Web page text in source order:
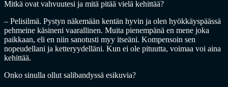
Mitkä ovat vahvuutesi ja mitä pitää vielä kehittää?
– Pelisilmä. Pystyn näkemään kentän hyvin ja olen hyökkäyspäässä
pehmeine käsineni vaarallinen. Muita pienempänä en mene joka
paikkaan, eli en niin sanotusti myy itseäni. Kompensoin sen
nopeudellani ja ketteryydelläni. Kun ei ole pituutta, voimaa voi aina
kehittää.
Onko sinulla ollut salibandyssä esikuvia?